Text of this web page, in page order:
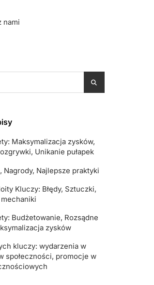
nami
Maksymalizacja zysków,
Unikanie pułapek
Nagrody, Najlepsze praktyki
Kluczy: Błędy, Sztuczki,
Budżetowanie, Rozsądne
zysków
kluczy: wydarzenia w
społeczności, promocje w